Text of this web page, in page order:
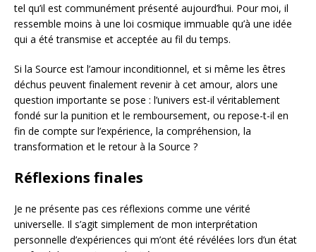
tel qu’il est communément présenté aujourd’hui. Pour moi, il
ressemble moins à une loi cosmique immuable qu’à une idée
qui a été transmise et acceptée au fil du temps.
Si la Source est l’amour inconditionnel, et si même les êtres
déchus peuvent finalement revenir à cet amour, alors une
question importante se pose : l’univers est-il véritablement
fondé sur la punition et le remboursement, ou repose-t-il en
fin de compte sur l’expérience, la compréhension, la
transformation et le retour à la Source ?
Réflexions finales
Je ne présente pas ces réflexions comme une vérité
universelle. Il s’agit simplement de mon interprétation
personnelle d’expériences qui m’ont été révélées lors d’un état